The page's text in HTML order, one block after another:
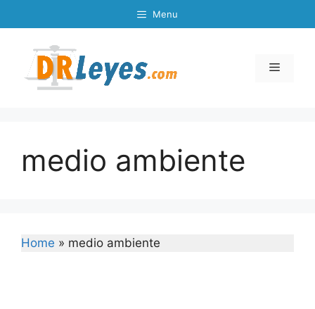
to
Menu
Menu
medio ambiente
Home » medio ambiente